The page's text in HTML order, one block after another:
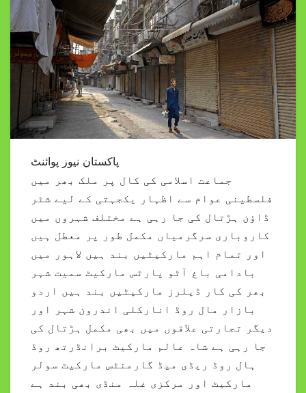
پاکستان نیوز پوائنٹ
جماعت اسلامی کی کال پر ملک بھر میں
فلسطینی عوام سے اظہار یکجہتی کے لیے شٹر
ڈاؤن ہڑتال کی جا رہی ہے مختلف شہروں میں
کاروباری سرگرمیاں مکمل طور پر معطل ہیں
اور تمام اہم مارکیٹیں بند ہیں لاہور میں
بادامی باغ آٹو پارٹس مارکیٹ سمیت شہر
بھر کی کار ڈیلرز مارکیٹیں بند ہیں اردو
بازار مال روڈ انارکلی اندرون شہر اور
دیگر تجارتی علاقوں میں بھی مکمل ہڑتال کی
جا رہی ہے شاہ عالم مارکیٹ برانڈرتھ روڈ
ہال روڈ ریڈی میڈ گارمنٹس مارکیٹ سولر
مارکیٹ اور مرکزی غلہ منڈی بھی بند ہے